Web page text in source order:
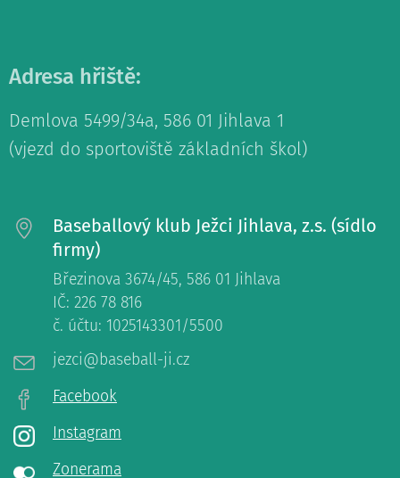
Adresa hřiště:
Demlova 5499/34a, 586 01 Jihlava 1
(vjezd do sportoviště základních škol)
Baseballový klub Ježci Jihlava, z.s. (sídlo
firmy)
Březinova 3674/45, 586 01 Jihlava
IČ: 226 78 816
č. účtu: 1025143301/5500
jezci@baseball-ji.cz
Facebook
Instagram
Zonerama